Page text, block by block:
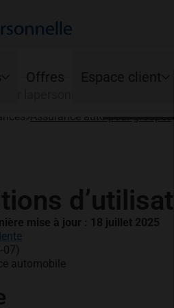
groupe pour voir vos
optionnelles
Habitation
Locataires
Offres
Services en ligne
Renouvellement
Assurance auto pour groupes
mise à jour : 18 juillet 2025
07)
automobile